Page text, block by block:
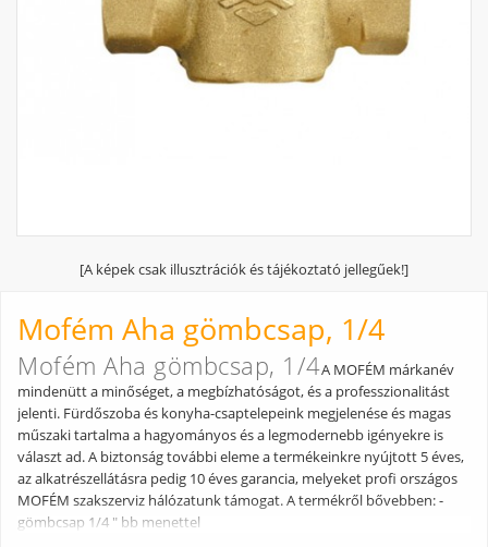
[A képek csak illusztrációk és tájékoztató jellegűek!]
Mofém Aha gömbcsap, 1/4
Mofém Aha gömbcsap, 1/4A MOFÉM márkanév
mindenütt a minőséget, a megbízhatóságot, és a professzionalitást
jelenti. Fürdőszoba és konyha-csaptelepeink megjelenése és magas
műszaki tartalma a hagyományos és a legmodernebb igényekre is
választ ad. A biztonság további eleme a termékeinkre nyújtott 5 éves,
az alkatrészellátásra pedig 10 éves garancia, melyeket profi országos
MOFÉM szakszerviz hálózatunk támogat. A termékről bővebben: -
gömbcsap 1/4 " bb menettel